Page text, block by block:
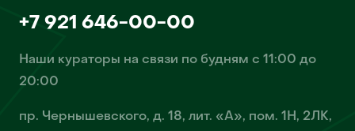
+7 921 646-00-00
Наши кураторы на связи по будням с 11:00 до
20:00
пр. Чернышевского, д. 18, лит. «А», пом. 1Н, 2ЛК,